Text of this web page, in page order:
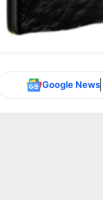
Google News